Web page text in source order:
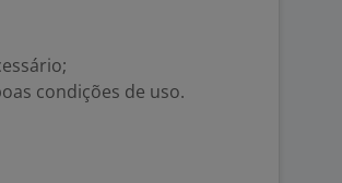
condições de uso.